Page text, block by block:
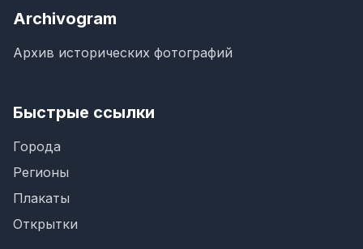
Archivogram
Архив исторических фотографий
Быстрые ссылки
Города
Регионы
Плакаты
Открытки